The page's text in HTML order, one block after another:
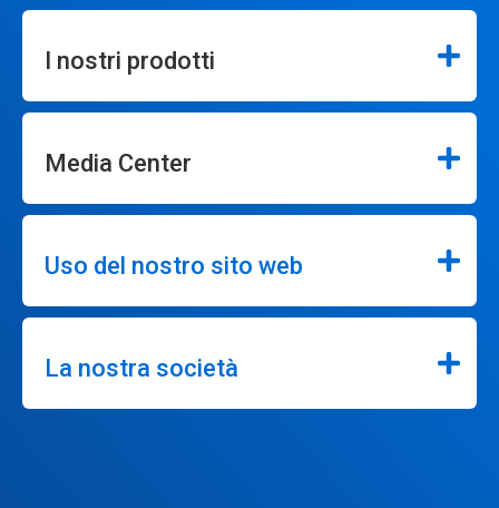
I nostri prodotti
Media Center
Uso del nostro sito web
La nostra società